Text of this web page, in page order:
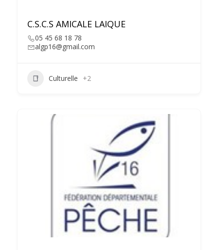
C.S.C.S AMICALE LAIQUE
05 45 68 18 78
algp16@gmail.com
Culturelle +2